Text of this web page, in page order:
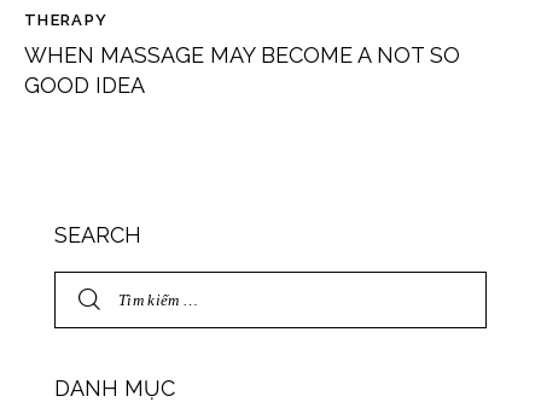
THERAPY
WHEN MASSAGE MAY BECOME A NOT SO
GOOD IDEA
SEARCH
DANH MỤC